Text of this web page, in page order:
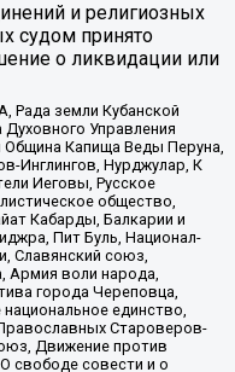
и религиозных
судом принято
о ликвидации или
Рада земли Кубанской
Управления
Община Капища Веды Перуна,
Инглингов, Нурджулар, К
Иеговы, Русское
общество,
Кабарды, Балкарии и
Пит Буль, Национал-
Славянский союз,
воли народа,
города Череповца,
единство,
Староверов-
Движение против
свободе совести и о